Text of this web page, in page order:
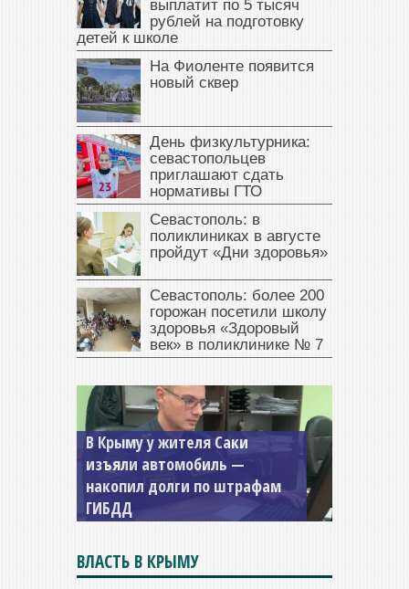
выплатит по 5 тысяч
рублей на подготовку
детей к школе
На Фиоленте появится
новый сквер
День физкультурника:
севастопольцев
приглашают сдать
нормативы ГТО
Севастополь: в
поликлиниках в августе
пройдут «Дни здоровья»
Севастополь: более 200
горожан посетили школу
здоровья «Здоровый
век» в поликлинике № 7
В Крыму у жителя Саки
изъяли автомобиль —
накопил долги по штрафам
ГИБДД
ВЛАСТЬ В КРЫМУ